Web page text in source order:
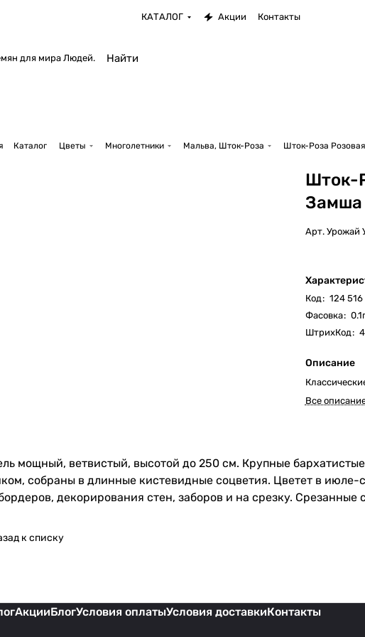
КАТАЛОГ Акции Контакты
для мира Людей.
Каталог Цветы Многолетники Мальва, Шток-Роза Шток-Роза
Шток-
Замша
Арт. Урожай
Код: 124 516
Фасовка:
ШтрихКод:
Описание
Все
мощный, ветвистый, высотой до 250 см. Крупные
собраны в длинные кистевидные соцветия. Цветет в июле-
декорирования стен, заборов и на срезку. Срезанные
к списку
АкцииБлогУсловия оплатыУсловия доставкиКонтакты